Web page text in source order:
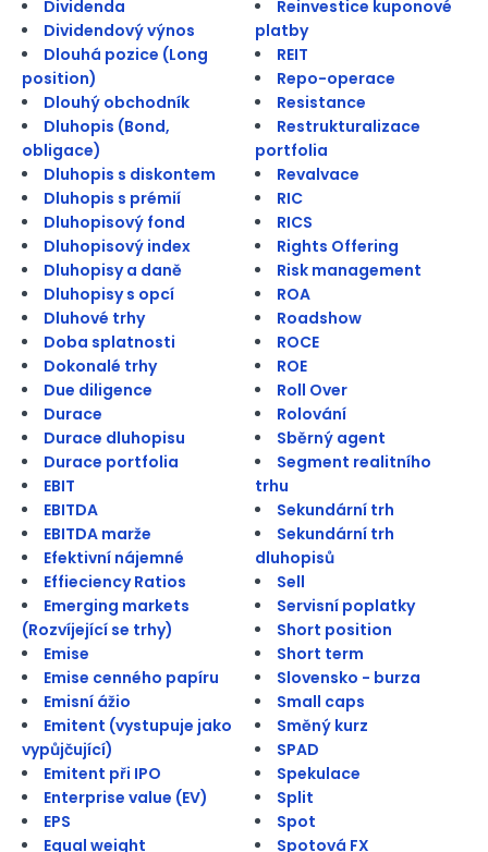
Dividenda
Dividendový výnos
Dlouhá pozice (Long
position)
Dlouhý obchodník
Dluhopis (Bond,
obligace)
Dluhopis s diskontem
Dluhopis s prémií
Dluhopisový fond
Dluhopisový index
Dluhopisy a daně
Dluhopisy s opcí
Dluhové trhy
Doba splatnosti
Dokonalé trhy
Due diligence
Durace
Durace dluhopisu
Durace portfolia
EBIT
EBITDA
EBITDA marže
Efektivní nájemné
Effieciency Ratios
Emerging markets
(Rozvíjející se trhy)
Emise
Emise cenného papíru
Emisní ážio
Emitent (vystupuje jako
vypůjčující)
Emitent při IPO
Enterprise value (EV)
EPS
Equal weight
Reinvestice kuponové
platby
REIT
Repo-operace
Resistance
Restrukturalizace
portfolia
Revalvace
RIC
RICS
Rights Offering
Risk management
ROA
Roadshow
ROCE
ROE
Roll Over
Rolování
Sběrný agent
Segment realitního
trhu
Sekundární trh
Sekundární trh
dluhopisů
Sell
Servisní poplatky
Short position
Short term
Slovensko - burza
Small caps
Směný kurz
SPAD
Spekulace
Split
Spot
Spotová FX